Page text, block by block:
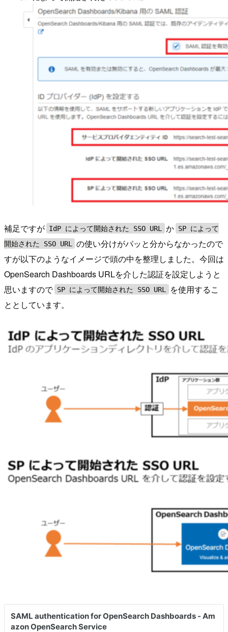
補足ですが IdP によって開始された SSO URL か SP によって
開始された SSO URL
の使い分けがパッと分からなかったので
すが以下のようなイメージで頭の中を整理しました。今回は
OpenSearch Dashboards URLを介した認証を設定しようと
思いますので SP によって開始された SSO URL
を使用するこ
ととしています。